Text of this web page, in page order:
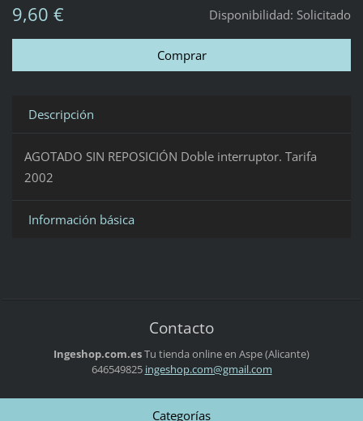
Disponibilidad: Solicitado
9,60 €
Descripción
AGOTADO SIN REPOSICIÓN Doble interruptor. Tarifa
2002
Información básica
Contacto
Ingeshop.com.esTu tienda online en Aspe (Alicante)
646549825 ingeshop.com@gmail.com
Categorías